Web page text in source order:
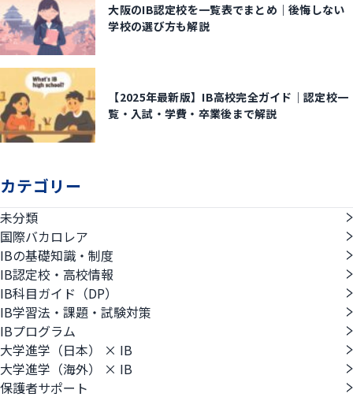
大阪のIB認定校を一覧表でまとめ｜後悔しない
学校の選び方も解説
【2025年最新版】IB高校完全ガイド｜認定校一
覧・入試・学費・卒業後まで解説
カテゴリー
未分類
国際バカロレア
IBの基礎知識・制度
IB認定校・高校情報
IB科目ガイド（DP）
IB学習法・課題・試験対策
IBプログラム
大学進学（日本） × IB
大学進学（海外） × IB
保護者サポート